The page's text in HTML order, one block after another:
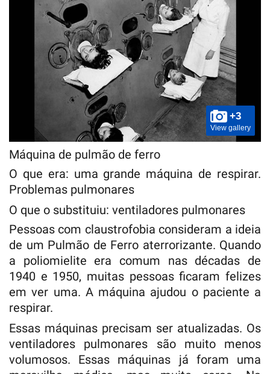
+3
View gallery
Máquina de pulmão de ferro
O que era: uma grande máquina de respirar.
Problemas pulmonares
O que o substituiu: ventiladores pulmonares
Pessoas com claustrofobia consideram a ideia
de um Pulmão de Ferro aterrorizante. Quando
a poliomielite era comum nas décadas de
1940 e 1950, muitas pessoas ficaram felizes
em ver uma. A máquina ajudou o paciente a
respirar.
Essas máquinas precisam ser atualizadas. Os
ventiladores pulmonares são muito menos
volumosos. Essas máquinas já foram uma